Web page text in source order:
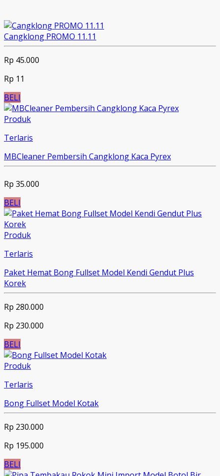
Cangklong PROMO 11.11
Rp 45.000
Rp 11
BELI
Produk
Terlaris
MBCleaner Pembersih Cangklong Kaca Pyrex
Rp 35.000
BELI
Produk
Terlaris
Paket Hemat Bong Fullset Model Kendi Gendut Plus
Korek
Rp 280.000
Rp 230.000
BELI
Produk
Terlaris
Bong Fullset Model Kotak
Rp 230.000
Rp 195.000
BELI